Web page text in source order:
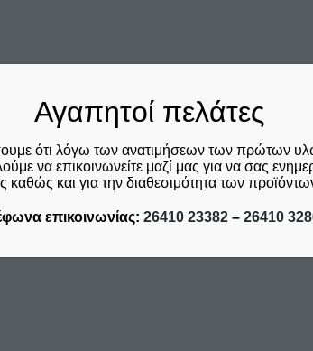
1 τμχ 4 θέσεων
Αγαπητοί πελάτες
ότι λόγω των ανατιμήσεων των πρώτων
να επικοινωνείτε μαζί μας για να σας
καθώς και για την διαθεσιμότητα των
επικοινωνίας: 26410 23382– 26410